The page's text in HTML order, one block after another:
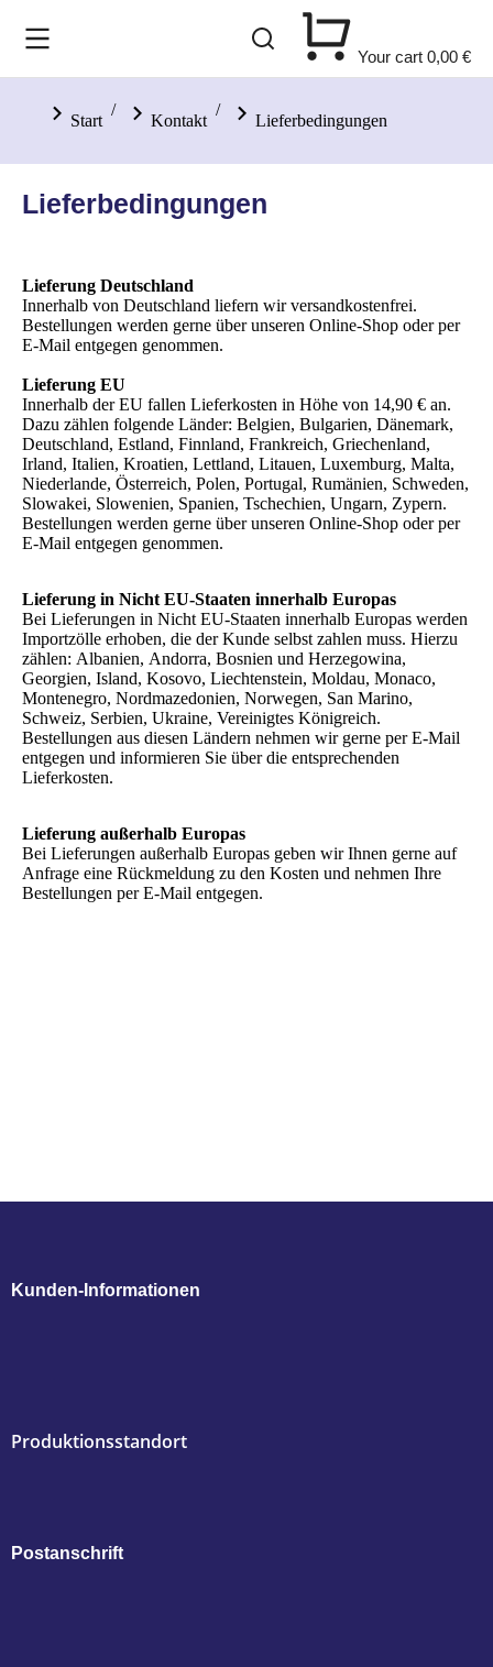
Your cart 0,00 €
Sie befinden sich hier:
Start Kontakt Lieferbedingungen
Lieferbedingungen
Lieferung Deutschland
Innerhalb von Deutschland liefern wir versandkostenfrei.
Bestellungen werden gerne über unseren Online-Shop oder per
E-Mail entgegen genommen.
Lieferung EU
Innerhalb der EU fallen Lieferkosten in Höhe von 14,90 € an.
Dazu zählen folgende Länder: Belgien, Bulgarien, Dänemark,
Deutschland, Estland, Finnland, Frankreich, Griechenland,
Irland, Italien, Kroatien, Lettland, Litauen, Luxemburg, Malta,
Niederlande, Österreich, Polen, Portugal, Rumänien, Schweden,
Slowakei, Slowenien, Spanien, Tschechien, Ungarn, Zypern.
Bestellungen werden gerne über unseren Online-Shop oder per
E-Mail entgegen genommen.
Lieferung in Nicht EU-Staaten innerhalb Europas
Bei Lieferungen in Nicht EU-Staaten innerhalb Europas werden
Importzölle erhoben, die der Kunde selbst zahlen muss. Hierzu
zählen: Albanien, Andorra, Bosnien und Herzegowina,
Georgien, Island, Kosovo, Liechtenstein, Moldau, Monaco,
Montenegro, Nordmazedonien, Norwegen, San Marino,
Schweiz, Serbien, Ukraine, Vereinigtes Königreich.
Bestellungen aus diesen Ländern nehmen wir gerne per E-Mail
entgegen und informieren Sie über die entsprechenden
Lieferkosten.
Lieferung außerhalb Europas
Bei Lieferungen außerhalb Europas geben wir Ihnen gerne auf
Anfrage eine Rückmeldung zu den Kosten und nehmen Ihre
Bestellungen per E-Mail entgegen.
Kunden-Informationen
Produktionsstandort
Postanschrift